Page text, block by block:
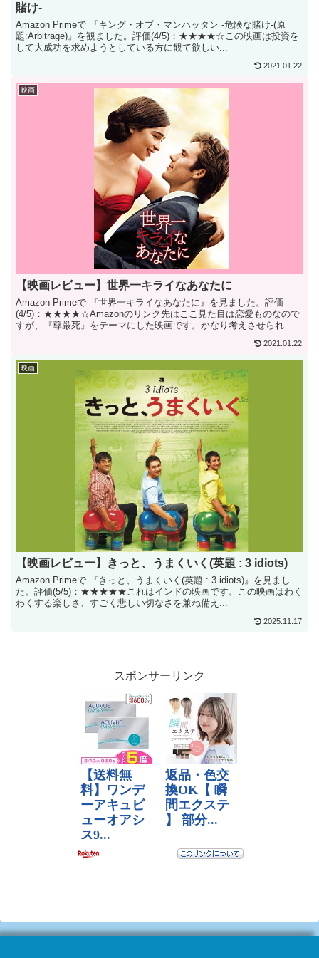
賭け-
Amazon Primeで 『キング・オブ・マンハッタン -危険な賭け-(原
題:Arbitrage)』を観ました。評価(4/5)：★★★★☆この映画は投資を
して大成功を求めようとしている方に観て欲しい...
2021.01.22
映画
【映画レビュー】世界一キライなあなたに
Amazon Primeで 『世界一キライなあなたに』を見ました。評価
(4/5)：★★★★☆Amazonのリンク先はここ見た目は恋愛ものなので
すが、『尊厳死』をテーマにした映画です。かなり考えさせられ...
2021.01.22
映画
【映画レビュー】きっと、うまくいく(英題 : 3 idiots)
Amazon Primeで 『きっと、うまくいく(英題 : 3 idiots)』を見まし
た。評価(5/5)：★★★★★これはインドの映画です。この映画はわく
わくする楽しさ、すごく悲しい切なさを兼ね備え...
2025.11.17
スポンサーリンク